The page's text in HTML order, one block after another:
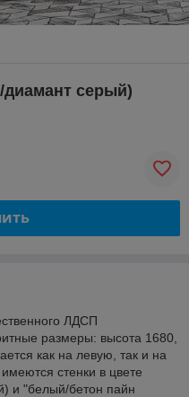
диамант серый)
ЛДСП
размеры: высота 1680,
как на левую, так и на
стенки в цвете
и "белый/бетон пайн